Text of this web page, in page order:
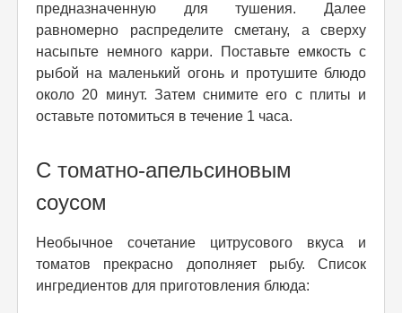
предназначенную для тушения. Далее
равномерно распределите сметану, а сверху
насыпьте немного карри. Поставьте емкость с
рыбой на маленький огонь и протушите блюдо
около 20 минут. Затем снимите его с плиты и
оставьте потомиться в течение 1 часа.
С томатно-апельсиновым
соусом
Необычное сочетание цитрусового вкуса и
томатов прекрасно дополняет рыбу. Список
ингредиентов для приготовления блюда: